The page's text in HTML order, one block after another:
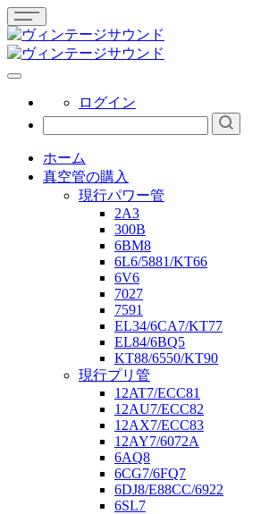
ログイン
ホーム
真空管の購入
現行パワー管
2A3
300B
6BM8
6L6/5881/KT66
6V6
7027
7591
EL34/6CA7/KT77
EL84/6BQ5
KT88/6550/KT90
現行プリ管
12AT7/ECC81
12AU7/ECC82
12AX7/ECC83
12AY7/6072A
6AQ8
6CG7/6FQ7
6DJ8/E88CC/6922
6SL7